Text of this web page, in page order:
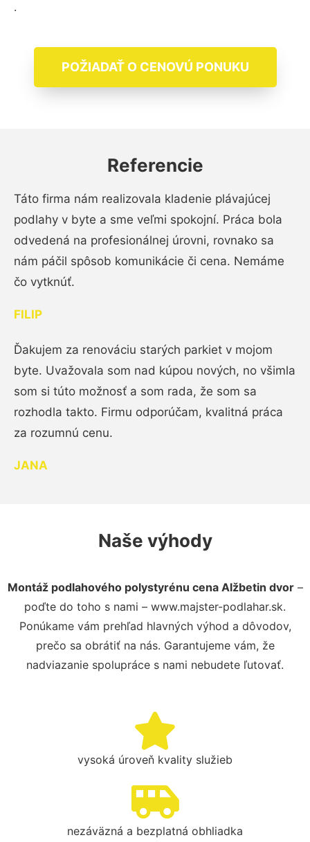
.
POŽIADAŤ O CENOVÚ PONUKU
Referencie
Táto firma nám realizovala kladenie plávajúcej
podlahy v byte a sme veľmi spokojní. Práca bola
odvedená na profesionálnej úrovni, rovnako sa
nám páčil spôsob komunikácie či cena. Nemáme
čo vytknúť.
FILIP
Ďakujem za renováciu starých parkiet v mojom
byte. Uvažovala som nad kúpou nových, no všimla
som si túto možnosť a som rada, že som sa
rozhodla takto. Firmu odporúčam, kvalitná práca
za rozumnú cenu.
JANA
Naše výhody
Montáž podlahového polystyrénu cena Alžbetin dvor–
poďte do toho s nami – www.majster-podlahar.sk.
Ponúkame vám prehľad hlavných výhod a dôvodov,
prečo sa obrátiť na nás. Garantujeme vám, že
nadviazanie spolupráce s nami nebudete ľutovať.
vysoká úroveň kvality služieb
nezáväzná a bezplatná obhliadka